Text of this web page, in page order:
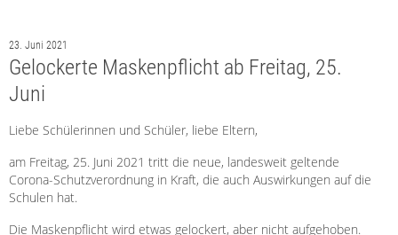
23. Juni 2021
Gelockerte Maskenpflicht ab Freitag, 25.
Juni
Liebe Schülerinnen und Schüler, liebe Eltern,
am Freitag, 25. Juni 2021 tritt die neue, landesweit geltende
Corona-Schutzverordnung in Kraft, die auch Auswirkungen auf die
Schulen hat.
Die Maskenpflicht wird etwas gelockert, aber nicht aufgehoben.